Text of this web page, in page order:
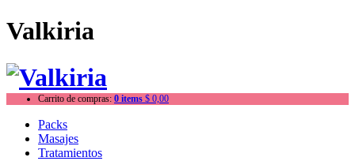
Valkiria
Carrito de compras: 0 items $ 0,00
Packs
Masajes
Tratamientos